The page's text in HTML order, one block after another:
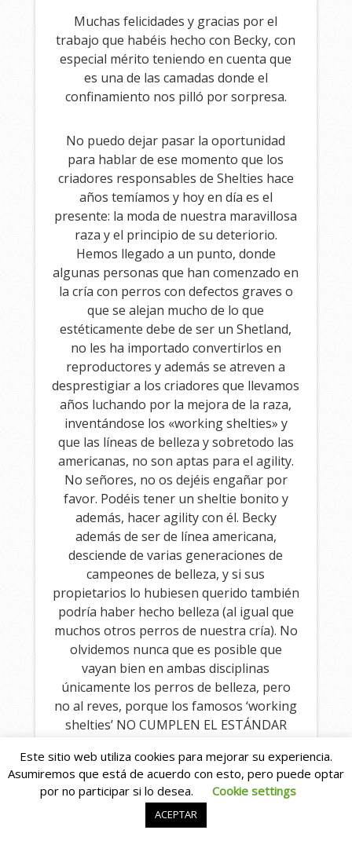
Muchas felicidades y gracias por el
trabajo que habéis hecho con Becky, con
especial mérito teniendo en cuenta que
es una de las camadas donde el
confinamiento nos pilló por sorpresa.
No puedo dejar pasar la oportunidad
para hablar de ese momento que los
criadores responsables de Shelties hace
años temíamos y hoy en día es el
presente: la moda de nuestra maravillosa
raza y el principio de su deteriorio.
Hemos llegado a un punto, donde
algunas personas que han comenzado en
la cría con perros con defectos graves o
que se alejan mucho de lo que
estéticamente debe de ser un Shetland,
no les ha importado convertirlos en
reproductores y además se atreven a
desprestigiar a los criadores que llevamos
años luchando por la mejora de la raza,
inventándose los «working shelties» y
que las líneas de belleza y sobretodo las
americanas, no son aptas para el agility.
No señores, no os dejéis engañar por
favor. Podéis tener un sheltie bonito y
además, hacer agility con él. Becky
además de ser de línea americana,
desciende de varias generaciones de
campeones de belleza, y si sus
propietarios lo hubiesen querido también
podría haber hecho belleza (al igual que
muchos otros perros de nuestra cría). No
olvidemos nunca que es posible que
vayan bien en ambas disciplinas
únicamente los perros de belleza, pero
no al reves, porque los famosos ‘working
shelties’ NO CUMPLEN EL ESTÁNDAR
PARA COGER UN PERRO QUE NO SE
PARECE A LA RAZA QUE ES, HAY MILES DE
MESTIZOS ESPERANDO UNA
Este sitio web utiliza cookies para mejorar su experiencia.
Asumiremos que está de acuerdo con esto, pero puede optar
por no participar si lo desea.
Cookie settings
ACEPTAR